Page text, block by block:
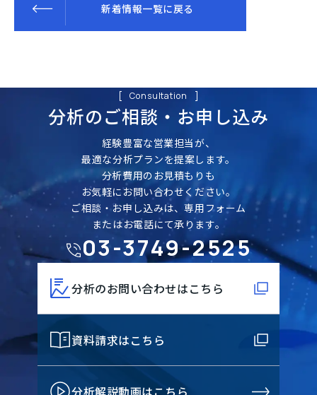
新着情報一覧に戻る
Consultation
分析のご相談・ お申し込み
経験豊富な営業担当が、
最適な分析プランを提案します。
分析費用のお見積もりも
お気軽にお問い合わせください。
ご相談・お申し込みは、専用フォーム
またはお電話にて承ります。
03-3749-2525
分析のお問い合わせはこちら
資料請求はこちら
分析解説動画はこちら